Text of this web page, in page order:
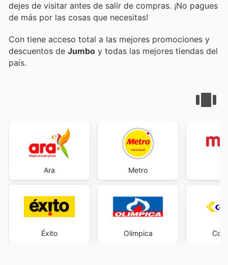
dejes de visitar antes de salir de compras. ¡No pagues
de más por las cosas que necesitas!
Con tiene acceso total a las mejores promociones y
descuentos de Jumbo y todas las mejores tiendas del
país.
Ara
Éxito
Metro
Olimpica